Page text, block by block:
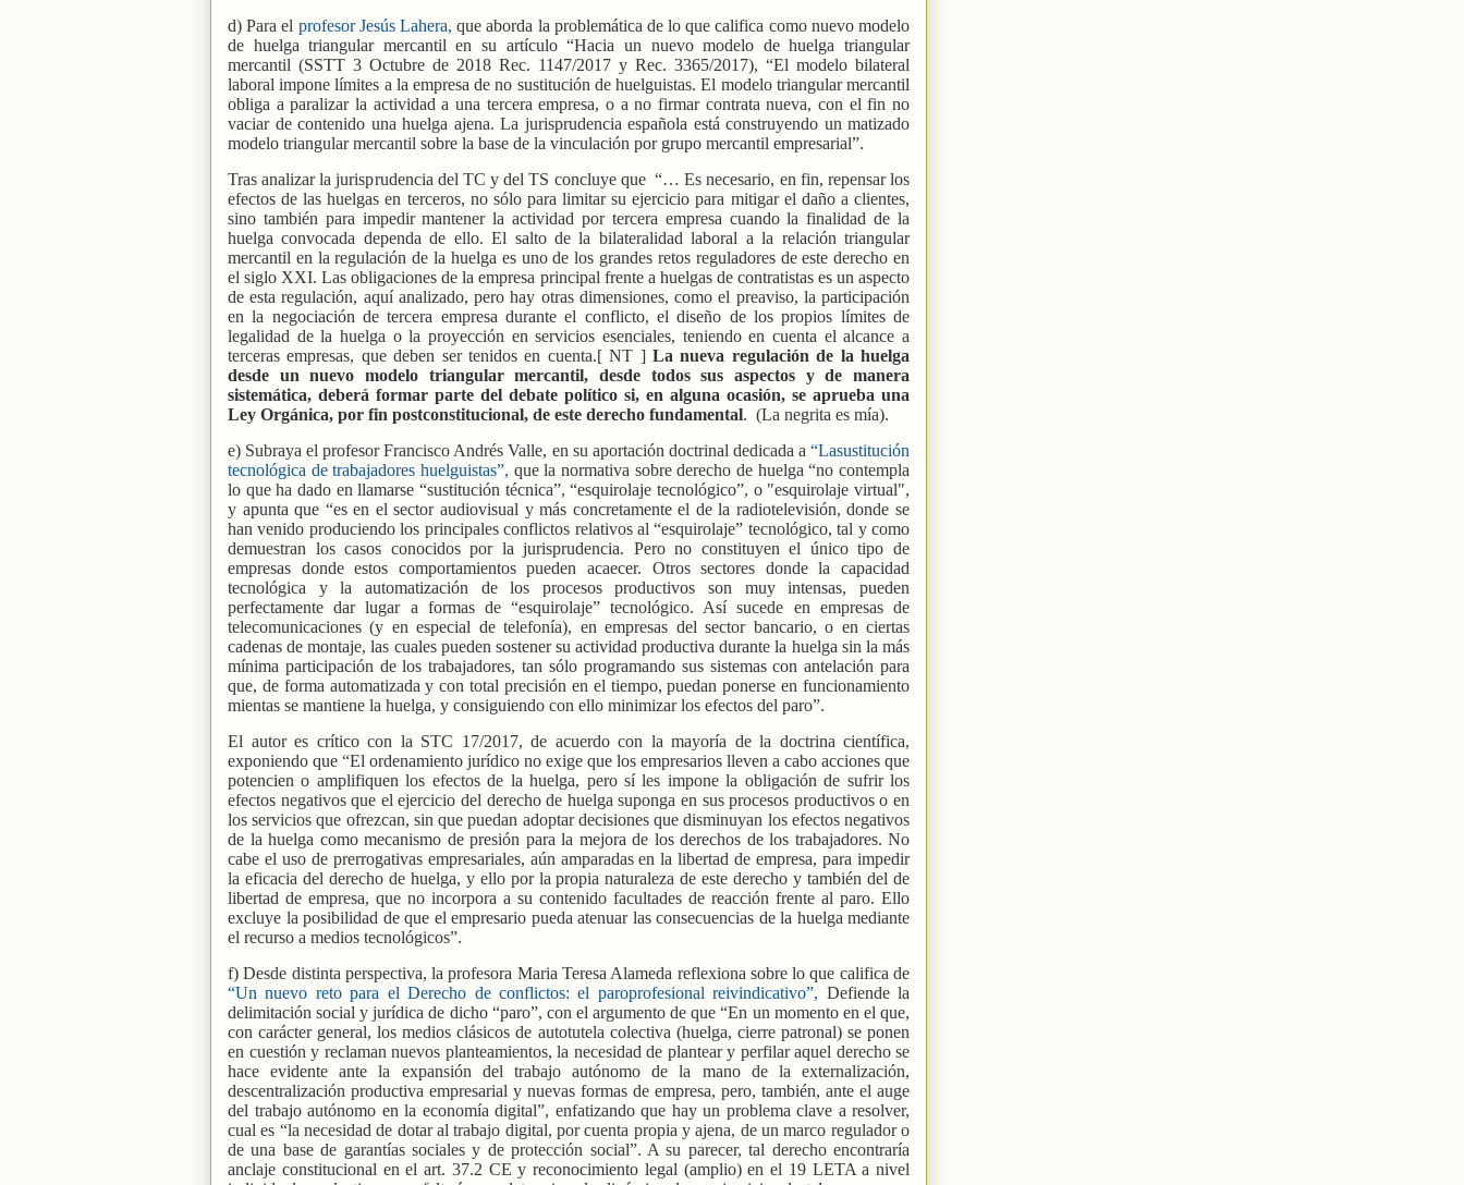
d) Para el profesor Jesús Lahera, que aborda la problemática de lo que califica como nuevo modelo
de huelga triangular mercantil en su artículo “Hacia un nuevo modelo de huelga triangular
mercantil (SSTT 3 Octubre de 2018 Rec. 1147/2017 y Rec. 3365/2017), “El modelo bilateral
laboral impone límites a la empresa de no sustitución de huelguistas. El modelo triangular mercantil
obliga a paralizar la actividad a una tercera empresa, o a no firmar contrata nueva, con el fin no
vaciar de contenido una huelga ajena. La jurisprudencia española está construyendo un matizado
modelo triangular mercantil sobre la base de la vinculación por grupo mercantil empresarial”.
Tras analizar la jurisprudencia del TC y del TS concluye que “… Es necesario, en fin, repensar los
efectos de las huelgas en terceros, no sólo para limitar su ejercicio para mitigar el daño a clientes,
sino también para impedir mantener la actividad por tercera empresa cuando la finalidad de la
huelga convocada dependa de ello. El salto de la bilateralidad laboral a la relación triangular
mercantil en la regulación de la huelga es uno de los grandes retos reguladores de este derecho en
el siglo XXI. Las obligaciones de la empresa principal frente a huelgas de contratistas es un aspecto
de esta regulación, aquí analizado, pero hay otras dimensiones, como el preaviso, la participación
en la negociación de tercera empresa durante el conflicto, el diseño de los propios límites de
legalidad de la huelga o la proyección en servicios esenciales, teniendo en cuenta el alcance a
terceras empresas, que deben ser tenidos en cuenta.[ NT ] La nueva regulación de la huelga
desde un nuevo modelo triangular mercantil, desde todos sus aspectos y de manera
sistemática, deberá formar parte del debate político si, en alguna ocasión, se aprueba una
Ley Orgánica, por fin postconstitucional, de este derecho fundamental. (La negrita es mía).
e) Subraya el profesor Francisco Andrés Valle, en su aportación doctrinal dedicada a “Lasustitución
tecnológica de trabajadores huelguistas”, quela normativa sobre derecho de huelga “no contempla
lo que ha dado en llamarse “sustitución técnica”, “esquirolaje tecnológico”, o "esquirolaje virtual",
y apunta que “es en el sector audiovisual y más concretamente el de la radiotelevisión, donde se
han venido produciendo los principales conflictos relativos al “esquirolaje” tecnológico, tal y como
demuestran los casos conocidos por la jurisprudencia. Pero no constituyen el único tipo de
empresas donde estos comportamientos pueden acaecer. Otros sectores donde la capacidad
tecnológica y la automatización de los procesos productivos son muy intensas, pueden
perfectamente dar lugar a formas de “esquirolaje” tecnológico. Así sucede en empresas de
telecomunicaciones (y en especial de telefonía), en empresas del sector bancario, o en ciertas
cadenas de montaje, las cuales pueden sostener su actividad productiva durante la huelga sin la más
mínima participación de los trabajadores, tan sólo programando sus sistemas con antelación para
que, de forma automatizada y con total precisión en el tiempo, puedan ponerse en funcionamiento
mientas se mantiene la huelga, y consiguiendo con ello minimizar los efectos del paro”.
El autor es crítico con la STC 17/2017, de acuerdo con la mayoría de la doctrina científica,
exponiendo que “El ordenamiento jurídico no exige que los empresarios lleven a cabo acciones que
potencien o amplifiquen los efectos de la huelga, pero sí les impone la obligación de sufrir los
efectos negativos que el ejercicio del derecho de huelga suponga en sus procesos productivos o en
los servicios que ofrezcan, sin que puedan adoptar decisiones que disminuyan los efectos negativos
de la huelga como mecanismo de presión para la mejora de los derechos de los trabajadores. No
cabe el uso de prerrogativas empresariales, aún amparadas en la libertad de empresa, para impedir
la eficacia del derecho de huelga, y ello por la propia naturaleza de este derecho y también del de
libertad de empresa, que no incorpora a su contenido facultades de reacción frente al paro. Ello
excluye la posibilidad de que el empresario pueda atenuar las consecuencias de la huelga mediante
el recurso a medios tecnológicos”.
f) Desde distinta perspectiva, la profesora Maria Teresa Alameda reflexiona sobre lo que califica de
“Un nuevo reto para el Derecho de conflictos: el paroprofesional reivindicativo”, Defiende la
delimitación social y jurídica de dicho “paro”, con el argumento de que “En un momento en el que,
con carácter general, los medios clásicos de autotutela colectiva (huelga, cierre patronal) se ponen
en cuestión y reclaman nuevos planteamientos, la necesidad de plantear y perfilar aquel derecho se
hace evidente ante la expansión del trabajo autónomo de la mano de la externalización,
descentralización productiva empresarial y nuevas formas de empresa, pero, también, ante el auge
del trabajo autónomo en la economía digital”, enfatizando que hay un problema clave a resolver,
cual es “la necesidad de dotar al trabajo digital, por cuenta propia y ajena, de un marco regulador o
de una base de garantías sociales y de protección social”. A su parecer, tal derecho encontraría
anclaje constitucional en el art. 37.2 CE y reconocimiento legal (amplio) en el 19 LETA a nivel